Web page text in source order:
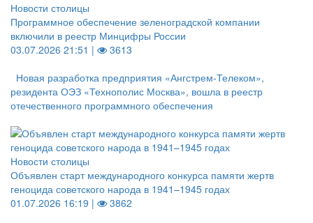
Новости столицы
Программное обеспечение зеленоградской компании
включили в реестр Минцифры России
03.07.2026 21:51 |
3613
Новая разработка предприятия «Ангстрем-Телеком»,
резидента ОЭЗ «Технополис Москва», вошла в реестр
отечественного программного обеспечения
Новости столицы
Объявлен старт международного конкурса памяти жертв
геноцида советского народа в 1941–1945 годах
01.07.2026 16:19 |
3862